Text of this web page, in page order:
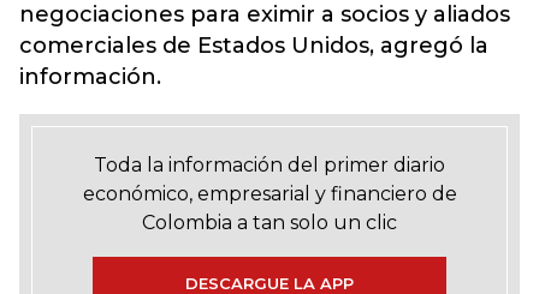
negociaciones para eximir a socios y aliados
comerciales de Estados Unidos, agregó la
información.
Toda la información del primer diario
económico, empresarial y financiero de
Colombia a tan solo un clic
DESCARGUE LA APP